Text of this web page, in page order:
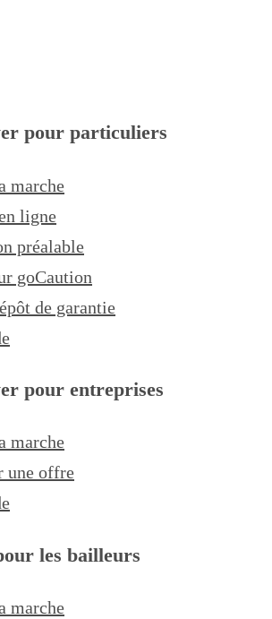
pour particuliers
marche
ligne
préalable
goCaution
de garantie
pour entreprises
marche
une offre
les bailleurs
marche